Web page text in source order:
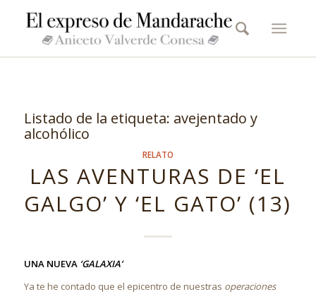
Listado de la etiqueta: avejentado y
alcohólico
RELATO
LAS AVENTURAS DE ‘EL
GALGO’ Y ‘EL GATO’ (13)
UNA NUEVA ‘GALAXIA’
Ya te he contado que el epicentro de nuestras operaciones